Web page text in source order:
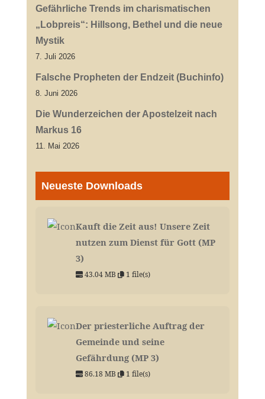
Gefährliche Trends im charismatischen
„Lobpreis“: Hillsong, Bethel und die neue
Mystik
7. Juli 2026
Falsche Propheten der Endzeit (Buchinfo)
8. Juni 2026
Die Wunderzeichen der Apostelzeit nach
Markus 16
11. Mai 2026
Neueste Downloads
Kauft die Zeit aus! Unsere Zeit
nutzen zum Dienst für Gott (MP
3)
43.04 MB 1 file(s)
Der priesterliche Auftrag der
Gemeinde und seine
Gefährdung (MP 3)
86.18 MB 1 file(s)